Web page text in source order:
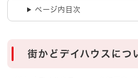
背景色変更 白 黒 青
とじる
ページ内目次
街かどデイハウスにつ